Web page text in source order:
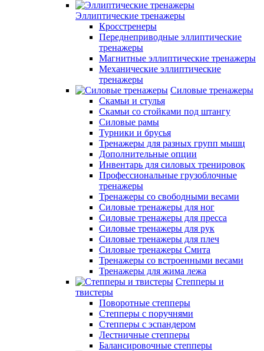
Эллиптические тренажеры
Кросстренеры
Переднеприводные эллиптические
тренажеры
Магнитные эллиптические тренажеры
Механические эллиптические
тренажеры
Силовые тренажеры
Скамьи и стулья
Скамьи со стойками под штангу
Силовые рамы
Турники и брусья
Тренажеры для разных групп мышц
Дополнительные опции
Инвентарь для силовых тренировок
Профессиональные грузоблочные
тренажеры
Тренажеры со свободными весами
Силовые тренажеры для ног
Силовые тренажеры для пресса
Силовые тренажеры для рук
Силовые тренажеры для плеч
Силовые тренажеры Смита
Тренажеры со встроенными весами
Тренажеры для жима лежа
Степперы и
твистеры
Поворотные степперы
Степперы с поручнями
Степперы с эспандером
Лестничные степперы
Балансировочные степперы